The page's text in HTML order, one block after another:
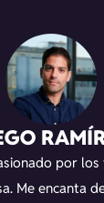
por
Me encanta